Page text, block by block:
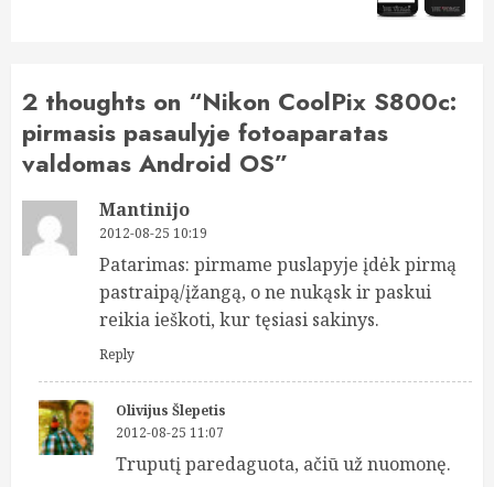
2 thoughts on “Nikon CoolPix S800c:
pirmasis pasaulyje fotoaparatas
valdomas Android OS”
Mantinijo
2012-08-25 10:19
Patarimas: pirmame puslapyje įdėk pirmą
pastraipą/įžangą, o ne nukąsk ir paskui
reikia ieškoti, kur tęsiasi sakinys.
Reply
Olivijus Šlepetis
2012-08-25 11:07
Truputį paredaguota, ačiū už nuomonę.